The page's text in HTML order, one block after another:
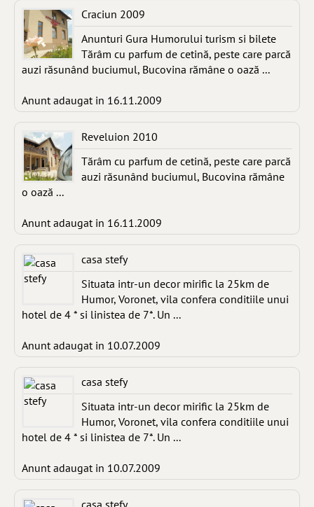
Craciun 2009
Anunturi Gura Humorului turism si bilete
Tărâm cu parfum de cetină, peste care parcă
auzi răsunând buciumul, Bucovina rămâne o oază ...
Anunt adaugat in 16.11.2009
Reveluion 2010
Tărâm cu parfum de cetină, peste care parcă
auzi răsunând buciumul, Bucovina rămâne
o oază ...
Anunt adaugat in 16.11.2009
casa stefy
Situata intr-un decor mirific la 25km de
Humor, Voronet, vila confera conditiile unui
hotel de 4 * si linistea de 7*. Un ...
Anunt adaugat in 10.07.2009
casa stefy
Situata intr-un decor mirific la 25km de
Humor, Voronet, vila confera conditiile unui
hotel de 4 * si linistea de 7*. Un ...
Anunt adaugat in 10.07.2009
casa stefy